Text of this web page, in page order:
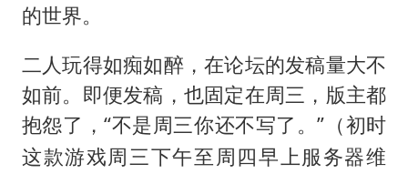
的世界。
二人玩得如痴如醉，在论坛的发稿量大不
如前。即便发稿，也固定在周三，版主都
抱怨了，“不是周三你还不写了。”（初时
这款游戏周三下午至周四早上服务器维